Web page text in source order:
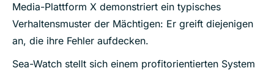
Media-Plattform X demonstriert ein typisches
Verhaltensmuster der Mächtigen: Er greift diejenigen
an, die ihre Fehler aufdecken.
Sea-Watch stellt sich einem profitorientierten System